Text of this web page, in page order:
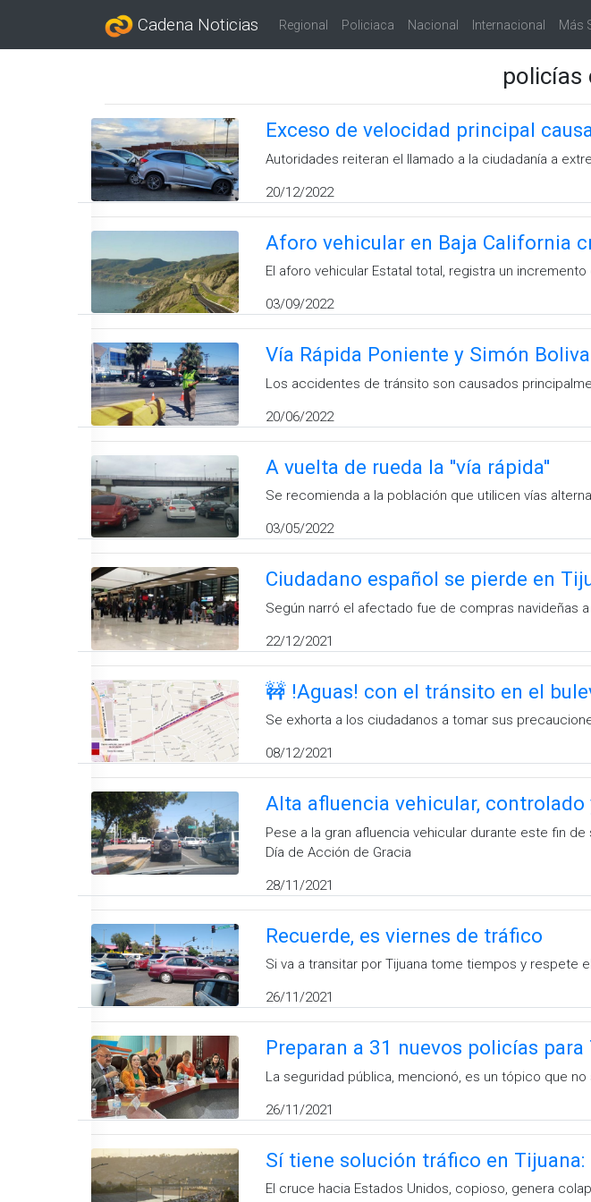
Cadena Noticias Regional Policiaca Nacional Internacional Más
policías
Exceso de velocidad principal
Autoridades reiteran el llamado a la ciudadanía a
20/12/2022
Aforo vehicular en Baja California
El aforo vehicular Estatal total, registra un
03/09/2022
Vía Rápida Poniente y Simón
Los accidentes de tránsito son causados
20/06/2022
A vuelta de rueda la ''vía rápida''
Se recomienda a la población que utilicen vías
03/05/2022
Ciudadano español se pierde en
Según narró el afectado fue de compras navideñas
22/12/2021
🚧 !Aguas! con el tránsito en el
Se exhorta a los ciudadanos a tomar sus
08/12/2021
Alta afluencia vehicular,
Pese a la gran afluencia vehicular durante este fin
Día de Acción de Gracia
28/11/2021
Recuerde, es viernes de tráfico
Si va a transitar por Tijuana tome tiempos y respete
26/11/2021
Preparan a 31 nuevos policías
La seguridad pública, mencionó, es un tópico que
26/11/2021
Sí tiene solución tráfico en
El cruce hacia Estados Unidos, copioso, genera